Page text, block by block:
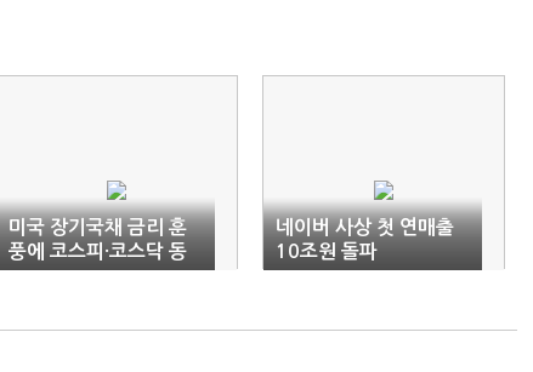
미국 장기국채 금리 훈
풍에 코스피·코스닥 동
반상승 마감
네이버 사상 첫 연매출
10조원 돌파